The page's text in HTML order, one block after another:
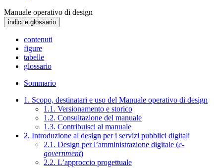
Manuale operativo di design
indici e glossario
contenuti
figure
tabelle
glossario
Sommario
1. Scopo, destinatari e uso del Manuale operativo di design
1.1. Versionamento e storico
1.2. Consultazione del manuale
1.3. Contribuisci al manuale
2. Introduzione al design per i servizi pubblici digitali
2.1. Design per l’amministrazione digitale (e-
government)
2.2. L’approccio progettuale